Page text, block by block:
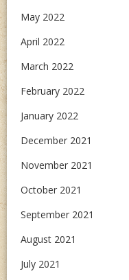
May 2022
April 2022
March 2022
February 2022
January 2022
December 2021
November 2021
October 2021
September 2021
August 2021
July 2021